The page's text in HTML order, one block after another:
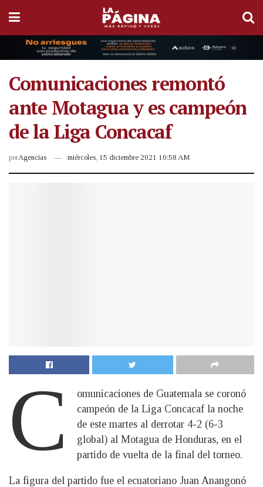
Comunicaciones remontó
ante Motagua y es campeón
de la Liga Concacaf
porAgencias miércoles, 15 diciembre 2021 10:58 AM
C
omunicaciones de Guatemala se coronó
campeón de la Liga Concacaf la noche
de este martes al derrotar 4-2 (6-3
global) al Motagua de Honduras, en el
partido de vuelta de la final del torneo.
La figura del partido fue el ecuatoriano Juan Anangonó